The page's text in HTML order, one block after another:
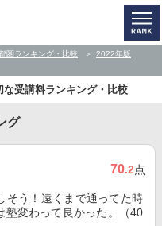
圏ランキング・比較
2022年版
な受講料ランキング・比較
グ
70.2点
そう！遠くまで通ってた時
塾変わって良かった。（40